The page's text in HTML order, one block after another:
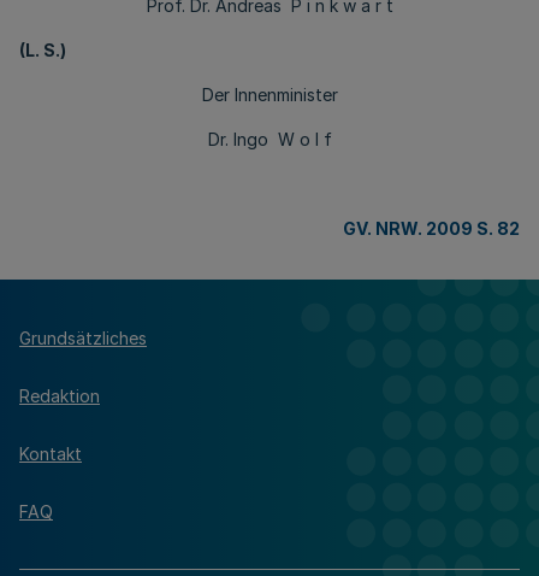
Prof. Dr. Andreas P i n k w a r t
(L. S.)
Der Innenminister
Dr. Ingo W o l f
GV. NRW. 2009 S. 82
Grundsätzliches
Redaktion
Kontakt
FAQ